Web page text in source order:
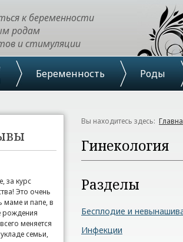
к беременности
родам
и стимуляции
Беременность Роды
за курс
Это очень
и папе, в
рождения
меняется
семьи,
Вы находитесь здесь:
Гинекология
Разделы
Бесплодие и
Инфекции